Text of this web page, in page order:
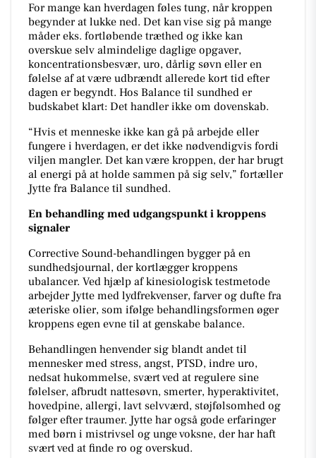
For mange kan hverdagen føles tung, når kroppen
begynder at lukke ned. Det kan vise sig på mange
måder eks. fortløbende træthed og ikke kan
overskue selv almindelige daglige opgaver,
koncentrationsbesvær, uro, dårlig søvn eller en
følelse af at være udbrændt allerede kort tid efter
dagen er begyndt. Hos Balance til sundhed er
budskabet klart: Det handler ikke om dovenskab.
“Hvis et menneske ikke kan gå på arbejde eller
fungere i hverdagen, er det ikke nødvendigvis fordi
viljen mangler. Det kan være kroppen, der har brugt
al energi på at holde sammen på sig selv,” fortæller
Jytte fra Balance til sundhed.
En behandling med udgangspunkt i kroppens
signaler
Corrective Sound-behandlingen bygger på en
sundhedsjournal, der kortlægger kroppens
ubalancer. Ved hjælp af kinesiologisk testmetode
arbejder Jytte med lydfrekvenser, farver og dufte fra
æteriske olier, som ifølge behandlingsformen øger
kroppens egen evne til at genskabe balance.
Behandlingen henvender sig blandt andet til
mennesker med stress, angst, PTSD, indre uro,
nedsat hukommelse, svært ved at regulere sine
følelser, afbrudt nattesøvn, smerter, hyperaktivitet,
hovedpine, allergi, lavt selvværd, støjfølsomhed og
følger efter traumer. Jytte har også gode erfaringer
med børn i mistrivsel og unge voksne, der har haft
svært ved at finde ro og overskud.